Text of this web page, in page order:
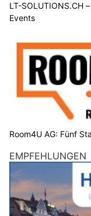
LT-SOLUTIONS.CH
Events
Room4U AG: Fünf
EMPFEHLUNGEN